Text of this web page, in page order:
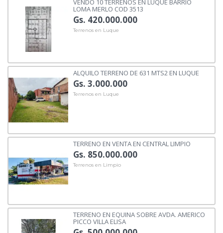
VENDO 10 TERRENOS EN LUQUE BARRIO
LOMA MERLO COD 3513
Gs. 420.000.000
Terrenos en Luque
ALQUILO TERRENO DE 631 MTS2 EN LUQUE
Gs. 3.000.000
Terrenos en Luque
TERRENO EN VENTA EN CENTRAL LIMPIO
Gs. 850.000.000
Terrenos en Limpio
TERRENO EN EQUINA SOBRE AVDA. AMERICO
PICCO VILLA ELISA